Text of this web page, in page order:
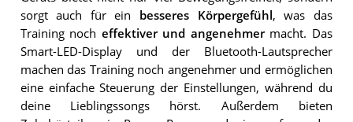
sorgt auch für ein besseres Körpergefühl, was das
Training noch effektiver und angenehmermacht. Das
Smart-LED-Display und der Bluetooth-Lautsprecher
machen das Training noch angenehmer und ermöglichen
eine einfache Steuerung der Einstellungen, während du
deine Lieblingssongs hörst. Außerdem bieten